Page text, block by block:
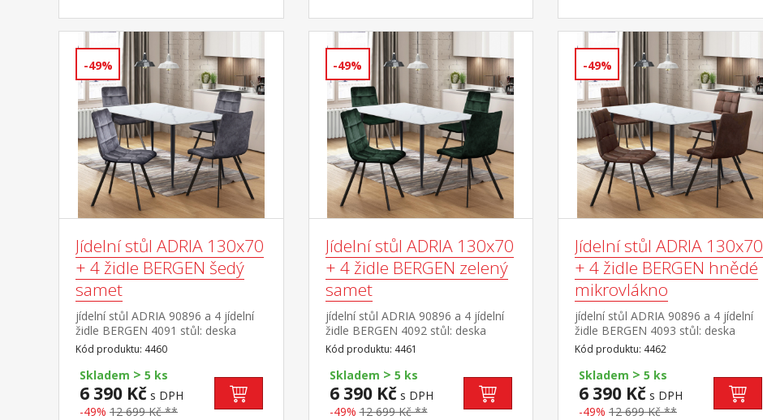
-49%
Jídelní stůl ADRIA 130x70
+ 4 židle BERGEN šedý
samet
jídelní stůl ADRIA 90896 a 4 jídelní
židle BERGEN 4091 stůl: deska
keramika, barevné provedení
imitace mramoru kovová
konstrukce, barevné provedení
černá židle: sametový potah,
barevné provedení šedá kovová
Kód produktu: 4460
Skladem > 5 ks
6 390 Kč s DPH
-49% 12 699 Kč **
-49%
Jídelní stůl ADRIA 130x70
+ 4 židle BERGEN zelený
samet
jídelní stůl ADRIA 90896 a 4 jídelní
židle BERGEN 4092 stůl: deska
keramika, barevné provedení
imitace mramoru kovová
konstrukce, barevné provedení
černá židle: sametový potah,
barevné provedení zelená kovová
Kód produktu: 4461
Skladem > 5 ks
6 390 Kč s DPH
-49% 12 699 Kč **
-49%
Jídelní stůl ADRIA 130x70
+ 4 židle BERGEN hnědé
mikrovlákno
jídelní stůl ADRIA 90896 a 4 jídelní
židle BERGEN 4093 stůl: deska
keramika, barevné provedení
imitace mramoru kovová
konstrukce, barevné provedení
černá židle: potah broušená kůže –
imitace mikrovlákno, barevné
Kód produktu: 4462
Skladem > 5 ks
6 390 Kč s DPH
-49% 12 699 Kč **